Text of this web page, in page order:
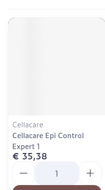
Cellacare
Cellacare Epi Control
Expert 1
€ 35,38